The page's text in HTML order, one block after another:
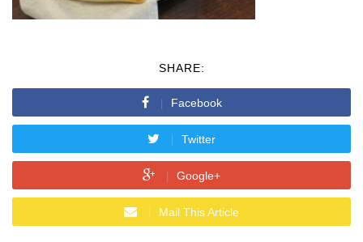
SHARE:
Facebook
Twitter
Google+
Mail This Article